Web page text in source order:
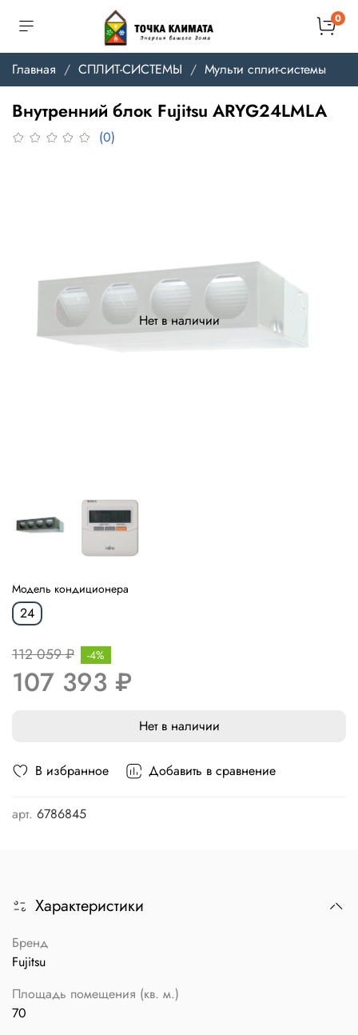
0
Главная СПЛИТ-СИСТЕМЫ Мульти сплит-системы
Внутренний блок Fujitsu ARYG24LMLA
(0)
В избранное Добавить в сравнение
арт. 6786845
Нет в наличии
Модель кондиционера
24
112 059 ₽
107 393 ₽
-4%
Нет в наличии
Характеристики
Бренд
Fujitsu
Площадь помещения (кв. м.)
70